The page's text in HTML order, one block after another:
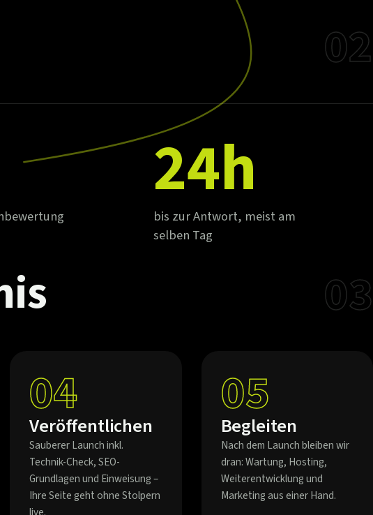
02
24h
bis zur Antwort, meist am
selben Tag
03
04
Veröffentlichen
Sauberer Launch inkl.
Technik-Check, SEO-
Grundlagen und Einweisung –
Ihre Seite geht ohne Stolpern
05
Begleiten
Nach dem Launch bleiben wir
dran: Wartung, Hosting,
Weiterentwicklung und
Marketing aus einer Hand.